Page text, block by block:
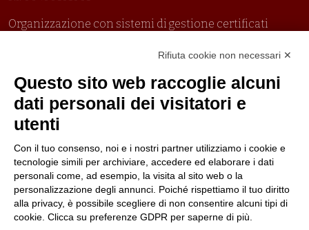
Organizzazione con sistemi di gestione certificati
Politica per la parità di genere
Politica antibullismo
Piè di pagina
Contatti
Lavora con noi
Seguici su
Rifiuta cookie non necessari ✕
Questo sito web raccoglie alcuni
dati personali dei visitatori e
utenti
Con il tuo consenso, noi e i nostri partner utilizziamo i cookie e
tecnologie simili per archiviare, accedere ed elaborare i dati
personali come, ad esempio, la visita al sito web o la
personalizzazione degli annunci. Poiché rispettiamo il tuo diritto
alla privacy, è possibile scegliere di non consentire alcuni tipi di
cookie. Clicca su preferenze GDPR per saperne di più.